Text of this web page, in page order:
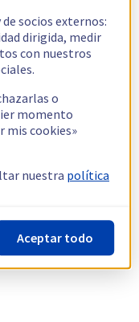
socios externos:
dirigida, medir
con nuestros
o
momento
mis cookies»
nuestra política
Aceptar todo